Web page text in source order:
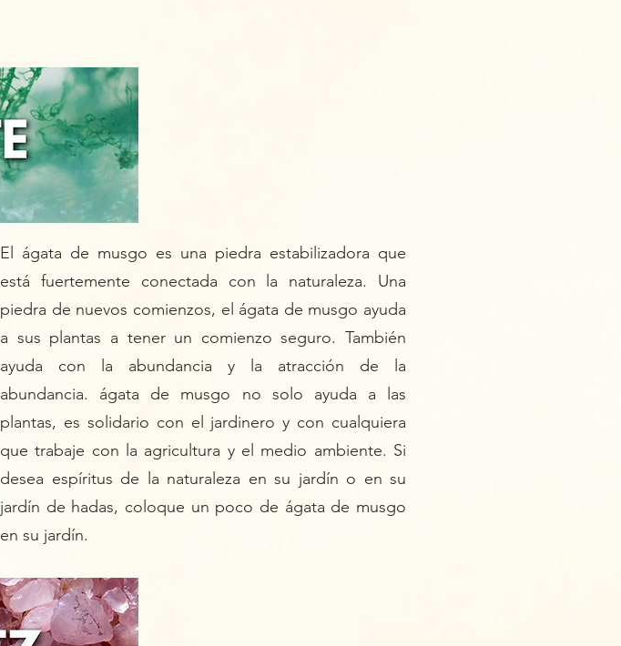
El ágata de musgo es una piedra estabilizadora que
está fuertemente conectada con la naturaleza. Una
piedra de nuevos comienzos, el ágata de musgo ayuda
a sus plantas a tener un comienzo seguro. También
ayuda con la abundancia y la atracción de la
abundancia. ágata de musgo no solo ayuda a las
plantas, es solidario con el jardinero y con cualquiera
que trabaje con la agricultura y el medio ambiente. Si
desea espíritus de la naturaleza en su jardín o en su
jardín de hadas, coloque un poco de ágata de musgo
en su jardín.